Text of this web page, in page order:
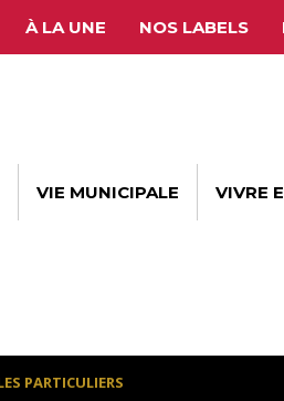
À LA UNE NOS LABELS
VIE MUNICIPALE VIVRE
PARTICULIERS